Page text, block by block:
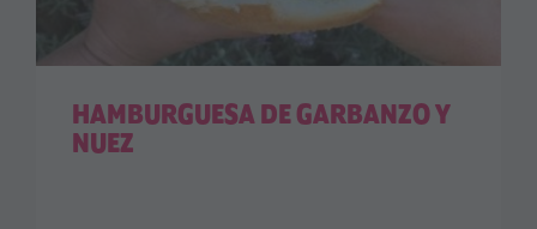
HAMBURGUESA DE GARBANZO Y
NUEZ